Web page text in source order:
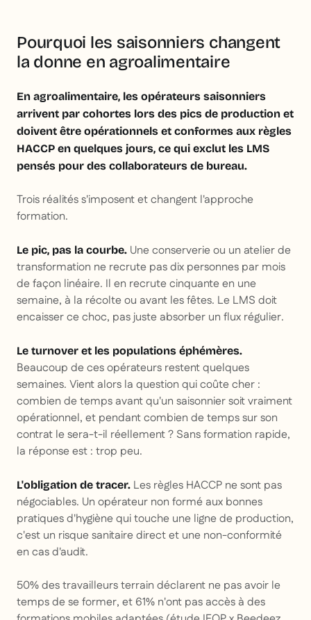
Pourquoi les saisonniers changent
la donne en agroalimentaire
En agroalimentaire, les opérateurs saisonniers
arrivent par cohortes lors des pics de production et
doivent être opérationnels et conformes aux règles
HACCP en quelques jours, ce qui exclut les LMS
pensés pour des collaborateurs de bureau.
Trois réalités s'imposent et changent l'approche
formation.
Le pic, pas la courbe. Une conserverie ou un atelier de
transformation ne recrute pas dix personnes par mois
de façon linéaire. Il en recrute cinquante en une
semaine, à la récolte ou avant les fêtes. Le LMS doit
encaisser ce choc, pas juste absorber un flux régulier.
Le turnover et les populations éphémères.
Beaucoup de ces opérateurs restent quelques
semaines. Vient alors la question qui coûte cher :
combien de temps avant qu'un saisonnier soit vraiment
opérationnel, et pendant combien de temps sur son
contrat le sera-t-il réellement ? Sans formation rapide,
la réponse est : trop peu.
L'obligation de tracer. Les règles HACCP ne sont pas
négociables. Un opérateur non formé aux bonnes
pratiques d'hygiène qui touche une ligne de production,
c'est un risque sanitaire direct et une non-conformité
en cas d'audit.
50% des travailleurs terrain déclarent ne pas avoir le
temps de se former, et 61% n'ont pas accès à des